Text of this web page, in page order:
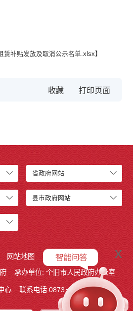
赁补贴发放及取消公示名单.xlsx】
收藏
省政府网站
县市政府网站
网站地图
承办单位: 个旧市人民政府办公室
心 联系电话:0873－2123215
x